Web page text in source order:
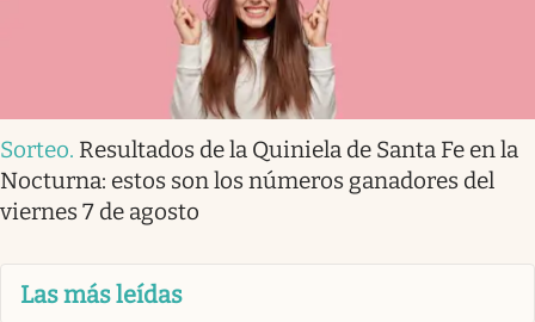
Sorteo. Resultados de la Quiniela de Santa Fe en la
Nocturna: estos son los números ganadores del
viernes 7 de agosto
Las más leídas